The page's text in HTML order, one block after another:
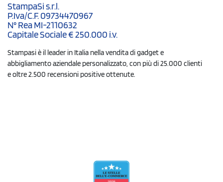
StampaSi s.r.l.
P.Iva/C.F. 09734470967
N° Rea MI-2110632
Capitale Sociale € 250.000 i.v.
Stampasi è il leader in Italia nella vendita di gadget e
abbigliamento aziendale personalizzato, con più di 25.000 clienti
e oltre 2.500 recensioni positive ottenute.